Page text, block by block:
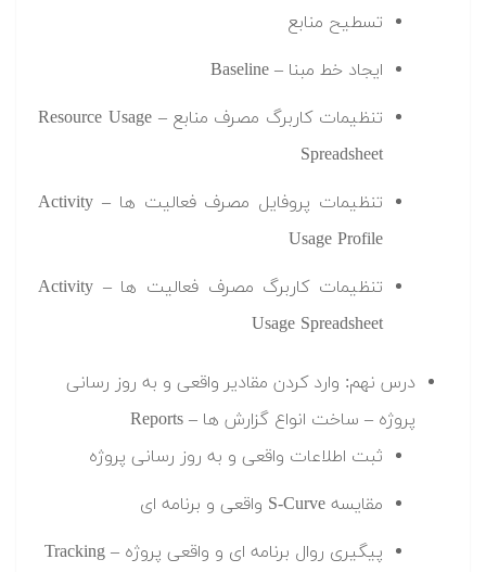
تسطیح منابع
ایجاد خط مبنا – Baseline
تنظیمات کاربرگ مصرف منابع – Resource Usage
Spreadsheet
تنظیمات پروفایل مصرف فعالیت ها – Activity
Usage Profile
تنظیمات کاربرگ مصرف فعالیت ها – Activity
Usage Spreadsheet
درس نهم: وارد کردن مقادیر واقعی و به روز رسانی
پروژه – ساخت انواع گزارش ها – Reports
ثبت اطلاعات واقعی و به روز رسانی پروژه
مقایسه S-Curve واقعی و برنامه ای
پیگیری روال برنامه ای و واقعی پروژه – Tracking